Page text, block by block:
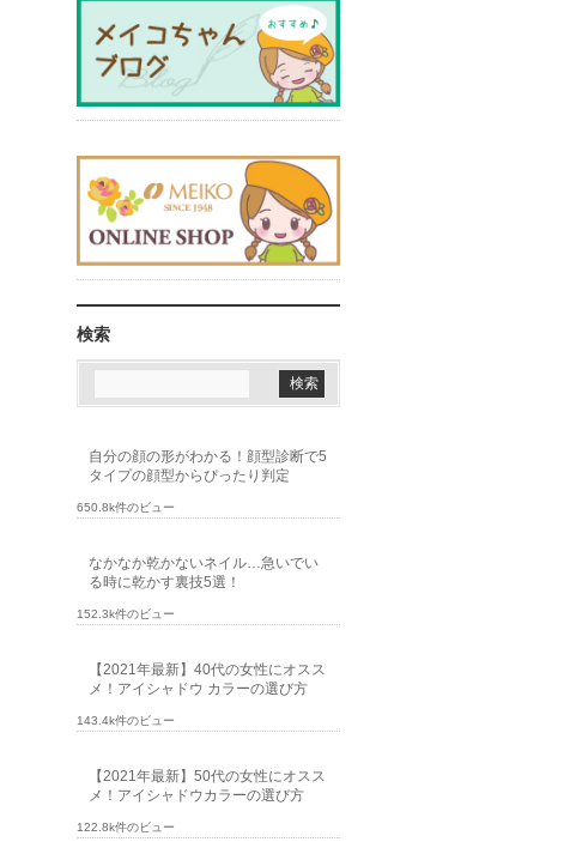
検索
自分の顔の形がわかる！顔型診断で5
タイプの顔型からぴったり判定
650.8k件のビュー
なかなか乾かないネイル…急いでい
る時に乾かす裏技5選！
152.3k件のビュー
【2021年最新】40代の女性にオスス
メ！アイシャドウ カラーの選び方
143.4k件のビュー
【2021年最新】50代の女性にオスス
メ！アイシャドウカラーの選び方
122.8k件のビュー